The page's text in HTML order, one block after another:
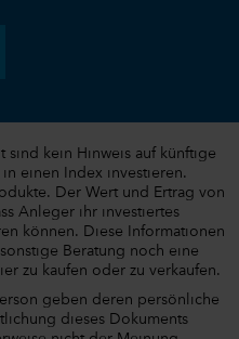
sind kein Hinweis auf künftige
einen Index investieren.
Der Wert und Ertrag von
Anleger ihr investiertes
können. Diese Informationen
Beratung noch eine
zu kaufen oder zu verkaufen.
geben deren persönliche
dieses Dokuments